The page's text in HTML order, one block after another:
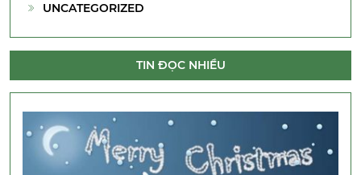
UNCATEGORIZED
TIN ĐỌC NHIỀU